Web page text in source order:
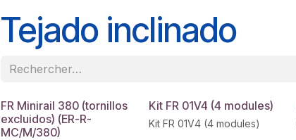
Tejado inclinado
FR Minirail 380 (tornillos
excluidos) (ER-R-
MC/M/380)
Kit FR 01V4 (4 modules)
Kit FR 01V4 (4 modules)